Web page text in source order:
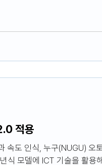
적용
식 모델에 ICT 기술을 활용